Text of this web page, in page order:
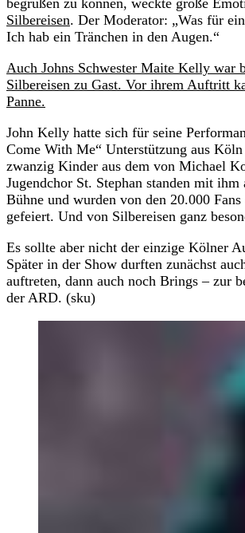
Silbereisen. Der Moderator: „Was für
Ich hab ein Tränchen in den Augen.“
Auch Johns Schwester Maite Kelly war
Silbereisen zu Gast. Vor ihrem Auftritt
Panne.
John Kelly hatte sich für seine
Come With Me“ Unterstützung aus
zwanzig Kinder aus dem von Michael
Jugendchor St. Stephan standen mit ihm
Bühne und wurden von den 20.000
gefeiert. Und von Silbereisen ganz
Es sollte aber nicht der einzige Kölner
Später in der Show durften zunächst
auftreten, dann auch noch Brings – zur
der ARD. (sku)